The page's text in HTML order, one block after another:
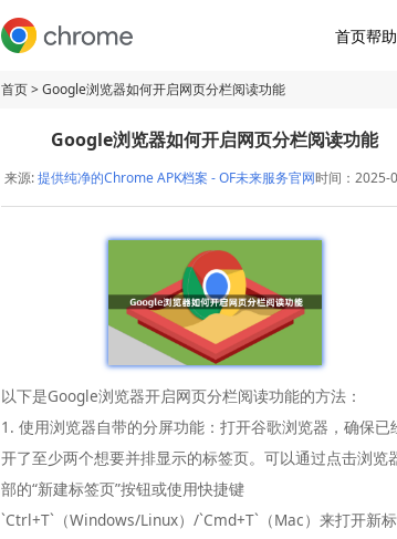
首页帮
首页> Google浏览器如何开启网页分栏阅读功能
Google浏览器如何开启网页分栏阅读功能
来源:提供纯净的Chrome APK档案 - OF未来服务官网时间：2025-
以下是Google浏览器开启网页分栏阅读功能的方法：
1. 使用浏览器自带的分屏功能：打开谷歌浏览器，确保已
开了至少两个想要并排显示的标签页。可以通过点击浏览
部的“新建标签页”按钮或使用快捷键
`Ctrl+T`（Windows/Linux）/`Cmd+T`（Mac）来打开新